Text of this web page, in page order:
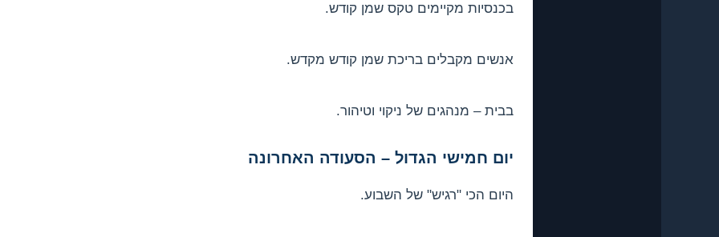
בכנסיות מקיימים טקס שמן קודש.
אנשים מקבלים בריכת שמן קודש מקדש.
בבית – מנהגים של ניקוי וטיהור.
יום חמישי הגדול – הסעודה האחרונה
היום הכי "רגיש" של השבוע.